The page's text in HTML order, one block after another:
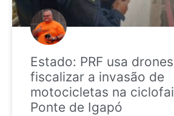
Estado: PRF usa
fiscalizar a invasão de
motocicletas na
Ponte de Igapó